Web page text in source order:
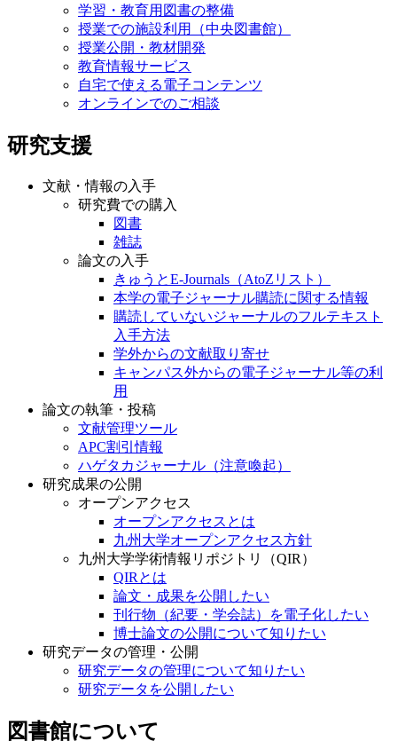
学習・教育用図書の整備
授業での施設利用（中央図書館）
授業公開・教材開発
教育情報サービス
自宅で使える電子コンテンツ
オンラインでのご相談
研究支援
文献・情報の入手
研究費での購入
図書
雑誌
論文の入手
きゅうとE-Journals（AtoZリスト）
本学の電子ジャーナル購読に関する情報
購読していないジャーナルのフルテキスト
入手方法
学外からの文献取り寄せ
キャンパス外からの電子ジャーナル等の利
用
論文の執筆・投稿
文献管理ツール
APC割引情報
ハゲタカジャーナル（注意喚起）
研究成果の公開
オープンアクセス
オープンアクセスとは
九州大学オープンアクセス方針
九州大学学術情報リポジトリ（QIR）
QIRとは
論文・成果を公開したい
刊行物（紀要・学会誌）を電子化したい
博士論文の公開について知りたい
研究データの管理・公開
研究データの管理について知りたい
研究データを公開したい
図書館について